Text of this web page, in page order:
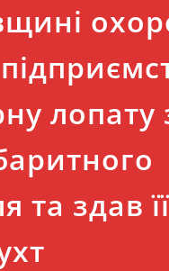
лопату
та здав